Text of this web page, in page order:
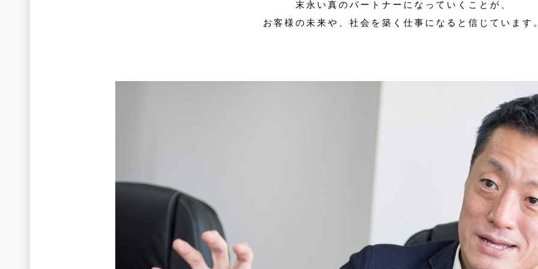
末永い真のパートナーになっていくことが、
お客様の未来や、社会を築く仕事になると信じています